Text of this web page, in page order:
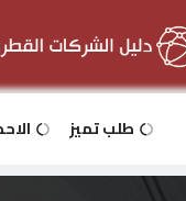
طلب تميز